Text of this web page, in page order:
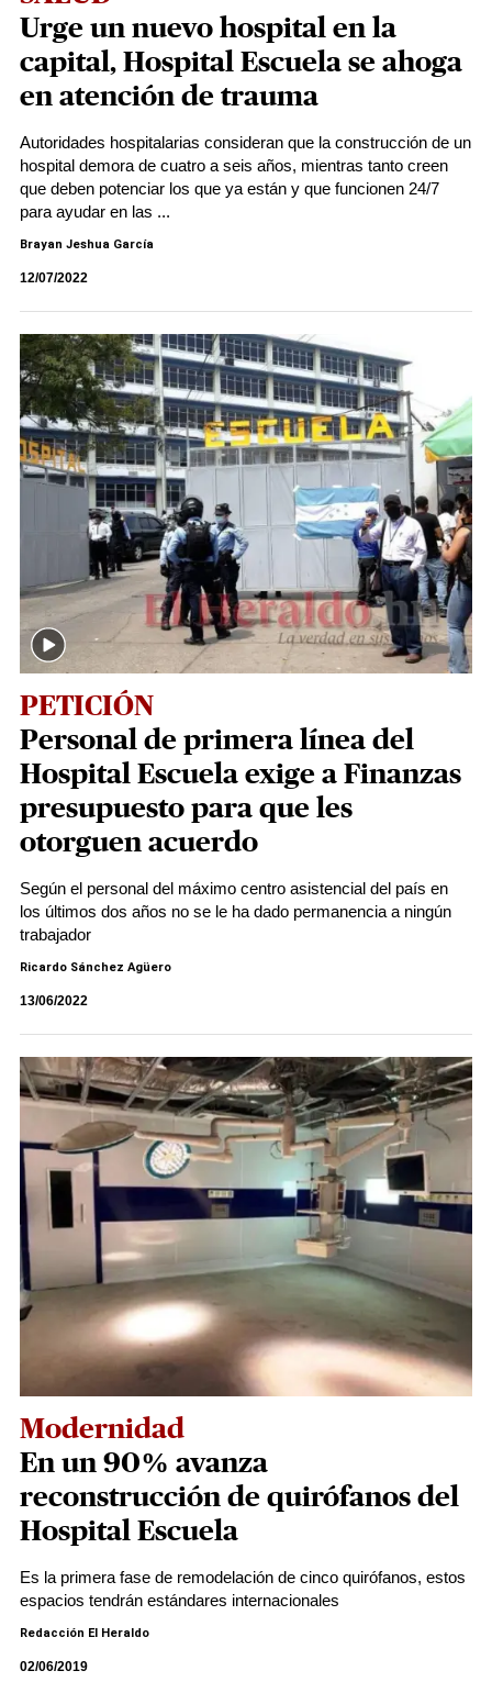
Urge un nuevo hospital en la
capital, Hospital Escuela se ahoga
en atención de trauma
Autoridades hospitalarias consideran que la construcción de un
hospital demora de cuatro a seis años, mientras tanto creen
que deben potenciar los que ya están y que funcionen 24/7
para ayudar en las ...
Brayan Jeshua García
12/07/2022
PETICIÓN
Personal de primera línea del
Hospital Escuela exige a Finanzas
presupuesto para que les
otorguen acuerdo
Según el personal del máximo centro asistencial del país en
los últimos dos años no se le ha dado permanencia a ningún
trabajador
Ricardo Sánchez Agüero
13/06/2022
Modernidad
En un 90% avanza
reconstrucción de quirófanos del
Hospital Escuela
Es la primera fase de remodelación de cinco quirófanos, estos
espacios tendrán estándares internacionales
Redacción El Heraldo
02/06/2019